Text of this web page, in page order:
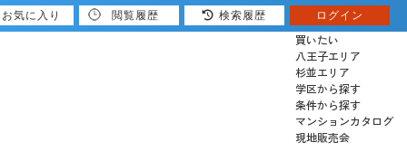
買いたい
八王子エリア
杉並エリア
学区から探す
条件から探す
マンションカタログ
現地販売会
お気に入り 閲覧履歴 検索履歴 ログイン